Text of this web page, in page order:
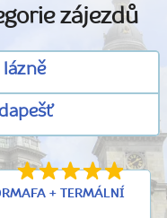
zájezdů
+ TERMÁLNÍ